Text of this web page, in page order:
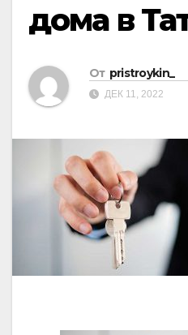
дома в
От pristroykin_
ДЕК 11, 2022